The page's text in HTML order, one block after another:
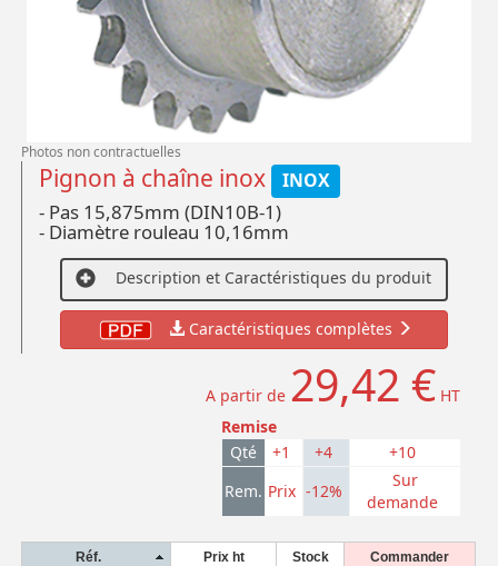
Photos non contractuelles
Pignon à chaîne inox INOX
- Pas 15,875mm (DIN10B-1)
- Diamètre rouleau 10,16mm
Description et Caractéristiques du produit
Caractéristiques complètes
A partir de 29,42 € HT
Remise
Qté
+1 +4
+10
Rem. Prix -12%
Sur
demande
Réf. Prix ht Stock Commander